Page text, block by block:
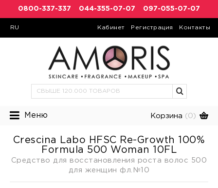
0800-337-337 044-355-07-07 097-055-07-07
RU Кабинет Регистрация Контакты
Меню Корзина (0)
Crescina Labo HFSC Re-Growth 100%
Formula 500 Woman 10FL
Средство для восстановления роста волос 500
для женщин фл.№10